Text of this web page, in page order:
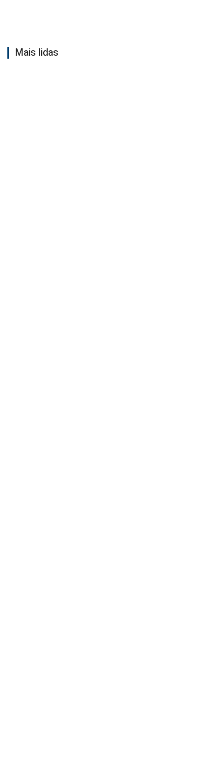
Mais lidas